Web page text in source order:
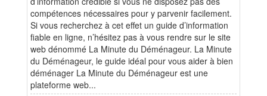
compétences nécessaires pour y parvenir facilement.
Si vous recherchez à cet effet un guide d’information
fiable en ligne, n’hésitez pas à vous rendre sur le site
web dénommé La Minute du Déménageur. La Minute
du Déménageur, le guide idéal pour vous aider à bien
déménager La Minute du Déménageur est une
plateforme web...